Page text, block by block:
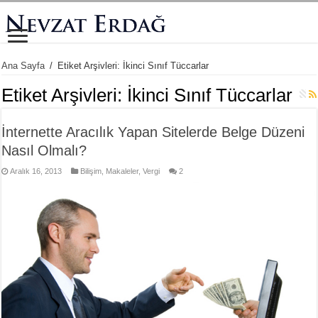
Ana Sayfa / Etiket Arşivleri: İkinci Sınıf Tüccarlar
Etiket Arşivleri: İkinci Sınıf Tüccarlar
İnternette Aracılık Yapan Sitelerde Belge Düzeni
Nasıl Olmalı?
Aralık 16, 2013 Bilişim Makaleler,Vergi 2